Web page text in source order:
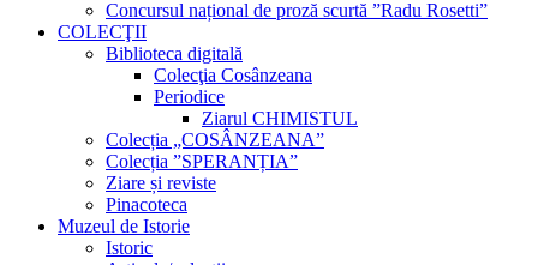
Concursul național de proză scurtă ”Radu Rosetti”
COLECŢII
Biblioteca digitală
Colecţia Cosânzeana
Periodice
Ziarul CHIMISTUL
Colecția „COSÂNZEANA”
Colecția ”SPERANȚIA”
Ziare și reviste
Pinacoteca
Muzeul de Istorie
Istoric